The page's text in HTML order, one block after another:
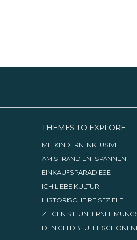
THEMES TO EXPLORE
MIT KINDERN INKLUSIVE
AM STRAND ENTSPANNEN
EINKAUFSPARADIESE
ICH LIEBE KULTUR
HISTORISCHE REISEZIELE
ZEIGEN SIE
DEN GELDBEUTEL